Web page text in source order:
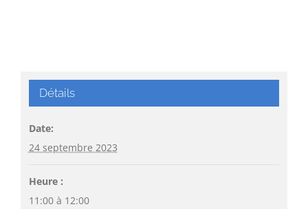
Détails
Date:
24 septembre 2023
Heure :
11:00 à 12:00